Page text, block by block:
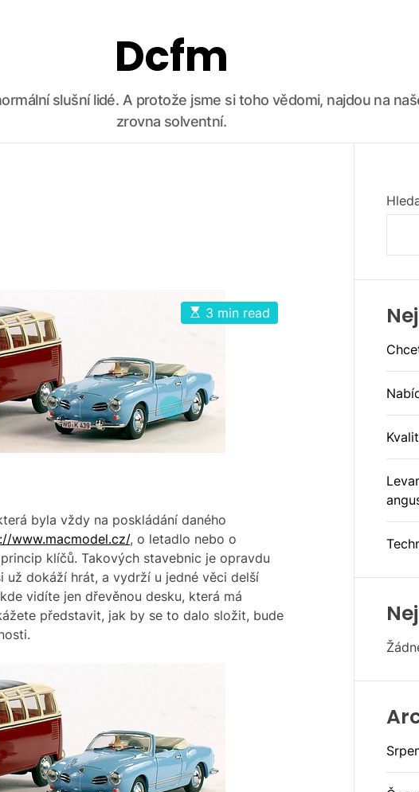
Dcfm
slušní lidé. A protože jsme si toho vědomi, najdou na
zrovna solventní.
E
s
a
t
e
d
r
a
e
3 min read
byla vždy na poskládání daného
www.macmodel.cz/, o letadlo nebo o
klíčů. Takových stavebnic je opravdu
dokáží hrát, a vydrží u jedné věci delší
vidíte jen dřevěnou desku, která má
představit, jak by se to dalo složit, bude